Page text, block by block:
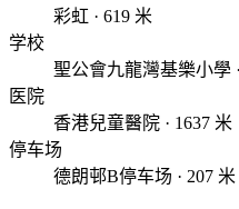
彩虹 · 619 米
学校
聖公會九龍灣基樂小學
医院
香港兒童醫院 · 1637 米
停车场
德朗邨B停车场 · 207 米